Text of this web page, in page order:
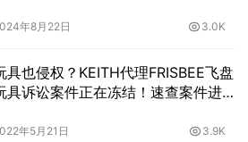
年8月22日 3.0K
具也侵权？KEITH代理FRISBEE飞盘
具诉讼案件正在冻结！速查案件进
年5月21日 3.9K